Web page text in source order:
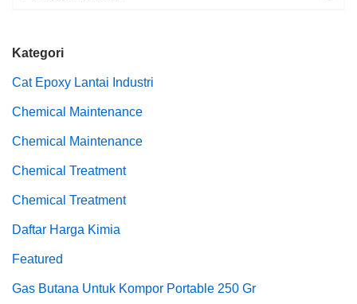
Kategori
Cat Epoxy Lantai Industri
Chemical Maintenance
Chemical Maintenance
Chemical Treatment
Chemical Treatment
Daftar Harga Kimia
Featured
Gas Butana Untuk Kompor Portable 250 Gr